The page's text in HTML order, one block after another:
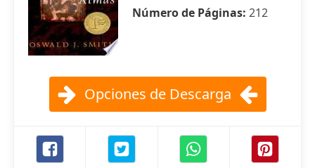
Número de Páginas: 212
Opciones de Descarga